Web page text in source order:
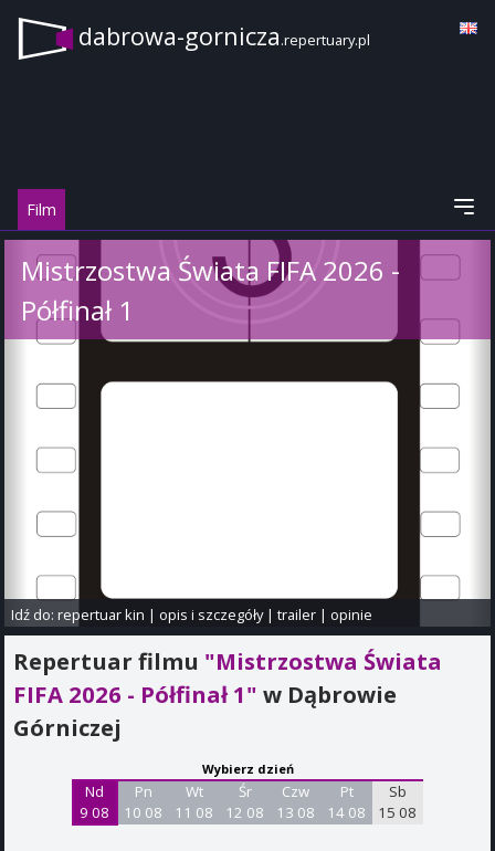
dabrowa-gornicza.repertuary.pl
Film
Mistrzostwa Świata FIFA 2026 -
Półfinał 1
Idź do:repertuar kin |opis i szczegóły|trailer |opinie
Repertuar filmu "Mistrzostwa Świata
FIFA 2026 - Półfinał 1" w Dąbrowie
Górniczej
Wybierz dzień
Nd
9 08
Pn
10 08
Wt
11 08
Śr
12 08
Czw
13 08
Pt
14 08
Sb
15 08